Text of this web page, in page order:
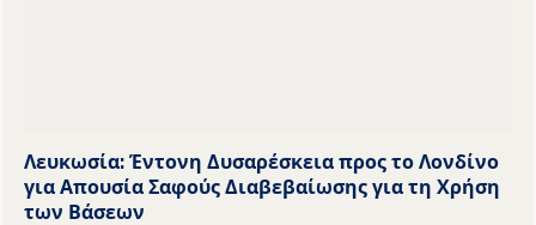
Λευκωσία: Έντονη Δυσαρέσκεια προς το Λονδίνο
για Απουσία Σαφούς Διαβεβαίωσης για τη Χρήση
των Βάσεων